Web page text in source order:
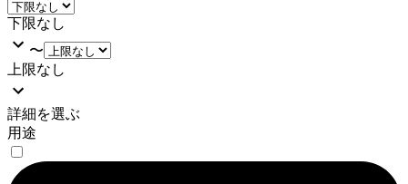
下限なし
〜
上限なし
詳細を選ぶ
用途